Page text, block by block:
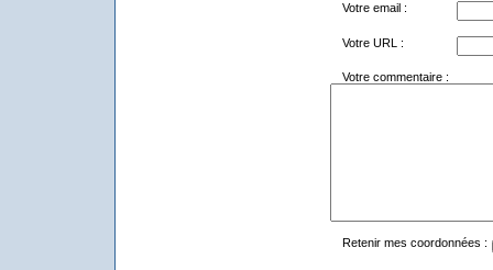
Votre email :
Votre URL :
Votre commentaire :
Retenir mes coordonnées :